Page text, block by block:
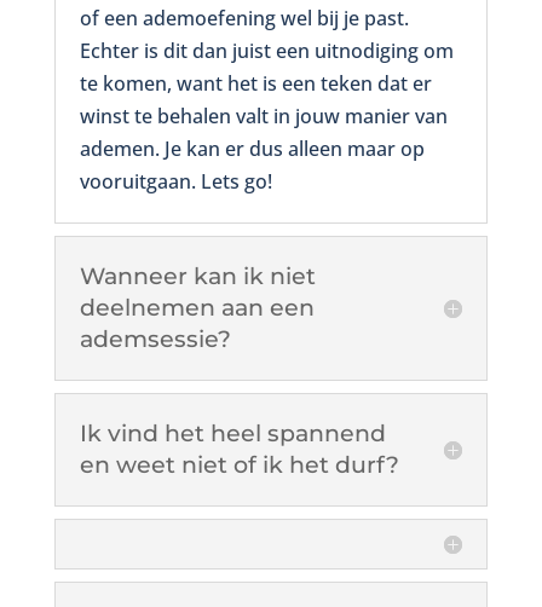
of een ademoefening wel bij je past.
Echter is dit dan juist een uitnodiging om
te komen, want het is een teken dat er
winst te behalen valt in jouw manier van
ademen. Je kan er dus alleen maar op
vooruitgaan. Lets go!
Wanneer kan ik niet
deelnemen aan een
ademsessie?
Ik vind het heel spannend
en weet niet of ik het durf?